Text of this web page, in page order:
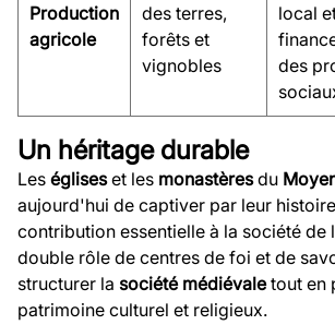
Production
agricole
des terres,
forêts et
vignobles
local
des
Un héritage durable
Les égliseset les monastèresdu
aujourd'hui de captiver par leur
contribution essentielle à la société de
double rôle de centres de foi et de
structurer la société médiévaletout en
patrimoine culturel et religieux.